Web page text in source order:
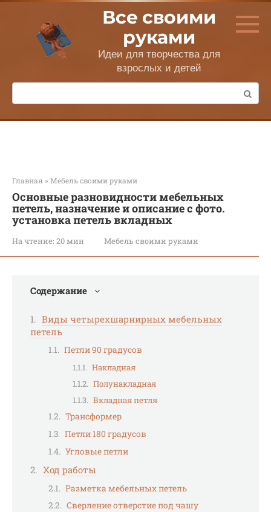
Перейти
контенту
Все своими
руками
Идеи для творчества для
взрослых и детей
Поиск:
Главная » Мебель своими руками
Основные разновидности мебельных
петель, назначение и описание с фото.
установка петель вкладных
На чтение: 20 мин Мебель своими руками
Содержание
Виды четырехшарнирных мебельных
петель
Петли 90 градусов
Накладная
Полунакладная
Вкладная петля
Трансформер
Петли 180 градусов
Угловые петли
Ход работы
Разметка мебельных петель
Сверление отверстие под чашу